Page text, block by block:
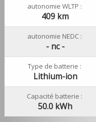
autonomie WLTP :
409 km
autonomie NEDC :
- nc -
Type de batterie :
Lithium-ion
Capacité batterie :
50.0 kWh